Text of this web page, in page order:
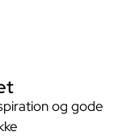
og gode